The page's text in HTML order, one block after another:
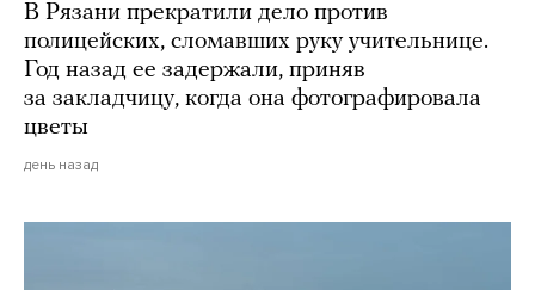
В Рязани прекратили дело против
полицейских, сломавших руку учительнице.
Год назад ее задержали, приняв
за закладчицу, когда она фотографировала
цветы
день назад